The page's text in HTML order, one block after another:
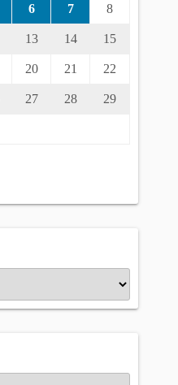
6 7 8
13 14 15
20 21 22
27 28 29